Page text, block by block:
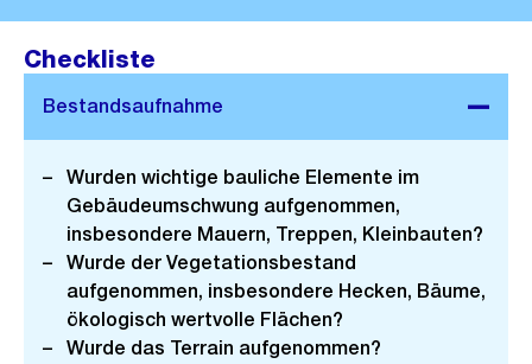
Checkliste
Wurden wichtige bauliche Elemente im
Gebäudeumschwung aufgenommen,
insbesondere Mauern, Treppen, Kleinbauten?
Wurde der Vegetationsbestand
aufgenommen, insbesondere Hecken, Bäume,
ökologisch wertvolle Flächen?
Wurde das Terrain aufgenommen?